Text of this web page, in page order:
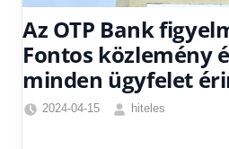
Az OTP Bank
Fontos közlemény
minden ügyfelet
2024-04-15
hiteles